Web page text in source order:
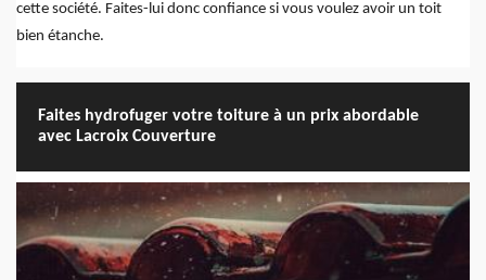
cette société. Faites-lui donc confiance si vous voulez avoir un toit
bien étanche.
Faites hydrofuger votre toiture à un prix abordable
avec Lacroix Couverture